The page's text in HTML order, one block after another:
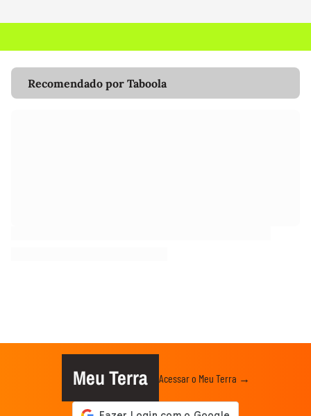
Recomendado por Taboola
Meu Terra Acessar o Meu Terra →